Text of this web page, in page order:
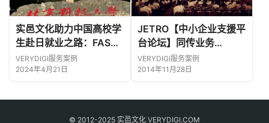
实邑文化助力中国高校学
生赴日就业之路：FAST
OFFER项目宣讲
VERYDIGI服务案例
2024年4月21日
JETRO【中小企业支援平
台论坛】同传业务
JETRO【中小企業プラッ
トフォーム】セミナー同
VERYDIGI服务案例
2014年11月28日
© 2012-2025 实邑文化 VERYDIGI.COM